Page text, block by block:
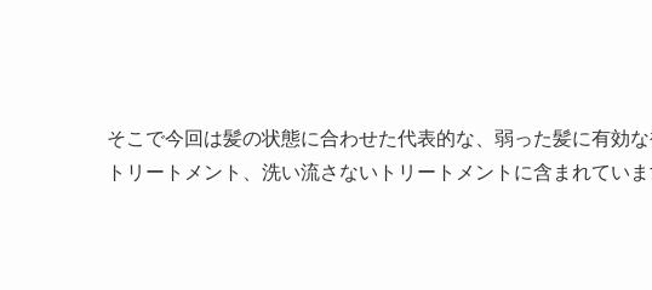
そこで今回は髪の状態に合わせた代表的な、弱った髪に有効
トリートメント、洗い流さないトリートメントに含まれてい